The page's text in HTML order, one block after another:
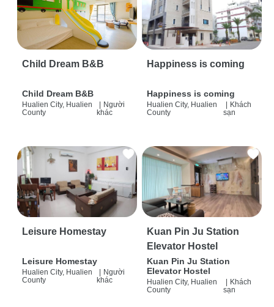
Child Dream B&B
Child Dream B&B
Hualien City, Hualien
County
Người
khác
Happiness is coming
Happiness is coming
Hualien City, Hualien
County
Khách
sạn
Leisure Homestay
Leisure Homestay
Hualien City, Hualien
County
Người
khác
Kuan Pin Ju Station
Elevator Hostel
Kuan Pin Ju Station
Elevator Hostel
Hualien City, Hualien
County
Khách
sạn